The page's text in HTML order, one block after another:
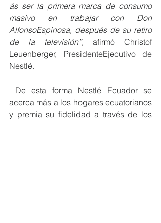
ás ser la primera marca de consumo
masivo en trabajar con Don
AlfonsoEspinosa, después de su retiro
de la televisión”, afirmó Christof
Leuenberger, PresidenteEjecutivo de
Nestlé.
acerca más a los hogares ecuatorianos
y premia su fidelidad a través de los